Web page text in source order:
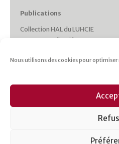
Nous utilisons des cookies pour optimiser
Publications
Collection HAL du LUHCIE
Ouvrages collectifs
Working Papers
Italie plurielle
Cahiers d’études italiennes
Les cahiers du CRHIPA